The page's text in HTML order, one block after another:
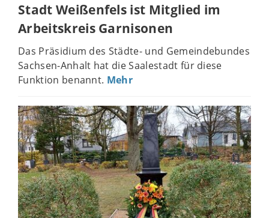
Stadt Weißenfels ist Mitglied im
Arbeitskreis Garnisonen
Das Präsidium des Städte- und Gemeindebundes
Sachsen-Anhalt hat die Saalestadt für diese
Funktion benannt. Mehr